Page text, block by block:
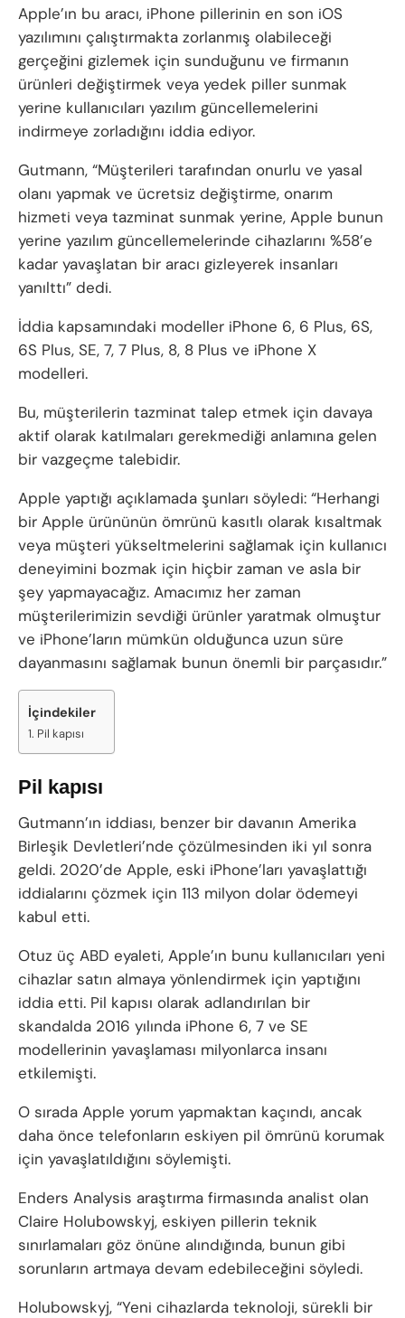
Apple’ın bu aracı, iPhone pillerinin en son iOS
yazılımını çalıştırmakta zorlanmış olabileceği
gerçeğini gizlemek için sunduğunu ve firmanın
ürünleri değiştirmek veya yedek piller sunmak
yerine kullanıcıları yazılım güncellemelerini
indirmeye zorladığını iddia ediyor.
Gutmann, “Müşterileri tarafından onurlu ve yasal
olanı yapmak ve ücretsiz değiştirme, onarım
hizmeti veya tazminat sunmak yerine, Apple bunun
yerine yazılım güncellemelerinde cihazlarını %58’e
kadar yavaşlatan bir aracı gizleyerek insanları
yanılttı” dedi.
İddia kapsamındaki modeller iPhone 6, 6 Plus, 6S,
6S Plus, SE, 7, 7 Plus, 8, 8 Plus ve iPhone X
modelleri.
Bu, müşterilerin tazminat talep etmek için davaya
aktif olarak katılmaları gerekmediği anlamına gelen
bir vazgeçme talebidir.
Apple yaptığı açıklamada şunları söyledi: “Herhangi
bir Apple ürününün ömrünü kasıtlı olarak kısaltmak
veya müşteri yükseltmelerini sağlamak için kullanıcı
deneyimini bozmak için hiçbir zaman ve asla bir
şey yapmayacağız. Amacımız her zaman
müşterilerimizin sevdiği ürünler yaratmak olmuştur
ve iPhone’ların mümkün olduğunca uzun süre
dayanmasını sağlamak bunun önemli bir parçasıdır.”
İçindekiler
Pil kapısı
Pil kapısı
Gutmann’ın iddiası, benzer bir davanın Amerika
Birleşik Devletleri’nde çözülmesinden iki yıl sonra
geldi. 2020’de Apple, eski iPhone’ları yavaşlattığı
iddialarını çözmek için 113 milyon dolar ödemeyi
kabul etti.
Otuz üç ABD eyaleti, Apple’ın bunu kullanıcıları yeni
cihazlar satın almaya yönlendirmek için yaptığını
iddia etti. Pil kapısı olarak adlandırılan bir
skandalda 2016 yılında iPhone 6, 7 ve SE
modellerinin yavaşlaması milyonlarca insanı
etkilemişti.
O sırada Apple yorum yapmaktan kaçındı, ancak
daha önce telefonların eskiyen pil ömrünü korumak
için yavaşlatıldığını söylemişti.
Enders Analysis araştırma firmasında analist olan
Claire Holubowskyj, eskiyen pillerin teknik
sınırlamaları göz önüne alındığında, bunun gibi
sorunların artmaya devam edebileceğini söyledi.
Holubowskyj, “Yeni cihazlarda teknoloji, sürekli bir